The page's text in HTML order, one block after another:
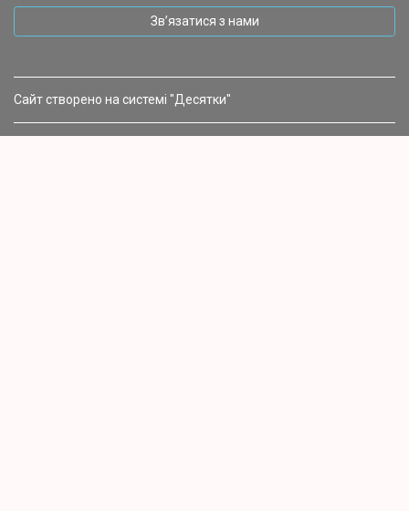
Зв’язатися з нами
Сайт створено на системі "Десятки"